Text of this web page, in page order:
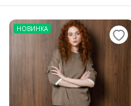
НОВИНКА